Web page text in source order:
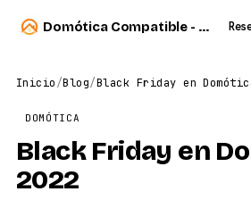
Domótica Compatible - Carlos Sahuquillo
Inicio/Blog/Black Friday en
DOMÓTICA
Black Friday en
2022